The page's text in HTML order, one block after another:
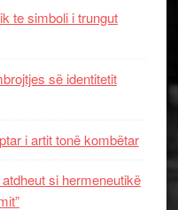
te simboli i trungut
së identitetit
i artit tonë kombëtar
si hermeneutikë